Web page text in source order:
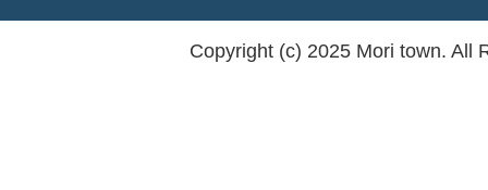
Copyright (c) 2025 Mori town. All